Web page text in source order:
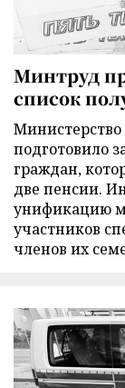
Минтруд
список
подготовило
граждан,
две пенсии.
унификацию
участников
членов их